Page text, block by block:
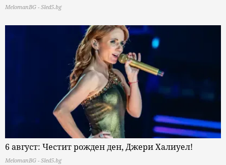
MelomanBG - Sled5.bg
6 август: Честит рожден ден, Джери Халиуел!
MelomanBG - Sled5.bg